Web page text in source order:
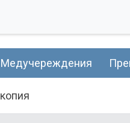
Медучереждения